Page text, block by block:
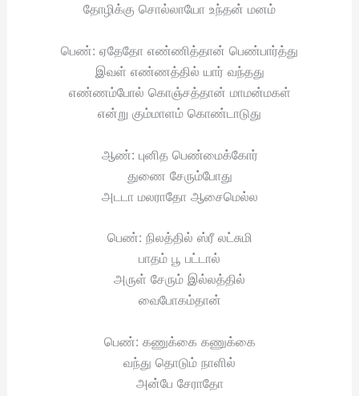
தோழிக்கு சொல்லாயோ உந்தன் மனம்
பெண்: ஏதேதோ எண்ணித்தான் பெண்பார்த்து
இவள் எண்ணத்தில் யார் வந்தது
எண்ணம்போல் கொஞ்சத்தான் மாமன்மகள்
என்று கும்மாளம் கொண்டாடுது
ஆண்: புனித பெண்மைக்கோர்
துணை சேரும்போது
அடடா மலராதோ ஆசைமெல்ல
பெண்: நிலத்தில் ஸ்ரீ லட்சுமி
பாதம் பூ பட்டால்
அருள் சேரும் இல்லத்தில்
வைபோகம்தான்
பெண்: கணுக்கை கணுக்கை
வந்து தொடும் நாளில்
அன்பே சேராதோ